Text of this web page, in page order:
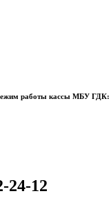
работы кассы МБУ ГДК:
24-12